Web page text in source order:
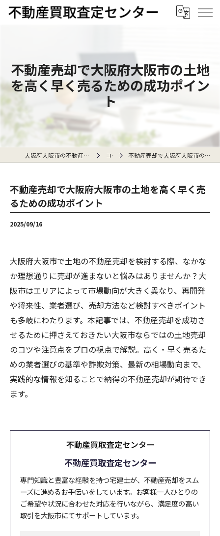
不動産売却で大阪府大阪市の土地
を高く早く売るための成功ポイン
ト
大阪府大阪市の不動産売却なら不動産買取査定センター コラム 不動産売却で大阪府大阪市の土地を高く早く売るための成功ポイント
不動産売却で大阪府大阪市の土地を高く早く売
るための成功ポイント
2025/09/16
大阪府大阪市で土地の不動産売却を検討する際、なかな
か理想通りに売却が進まないと悩みはありませんか？大
阪市はエリアによって市場動向が大きく異なり、再開発
や将来性、業者選び、売却方法など検討すべきポイント
も多岐にわたります。本記事では、不動産売却を成功さ
せるために押さえておきたい大阪市ならではの土地売却
のコツや注意点をプロの視点で解説。高く・早く売るた
めの業者選びの基準や詐欺対策、最新の相場動向まで、
実践的な情報を知ることで納得の不動産売却が期待でき
ます。
不動産買取査定センター
専門知識と豊富な経験を持つ宅建士が、不動産売却をスム
ーズに進めるお手伝いをしています。お客様一人ひとりの
ご希望や状況に合わせた対応を行いながら、満足度の高い
取引を大阪市にてサポートしています。